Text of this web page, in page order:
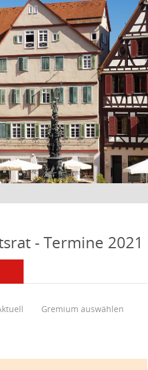
- Termine 2021
Gremium auswählen